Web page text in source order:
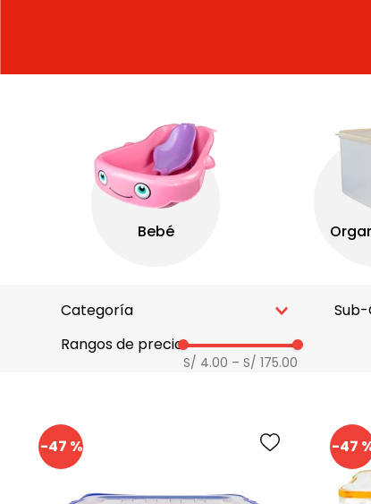
Categoría
ORGANIZACION DE COCINA
Rangos de precio
S/ 4.00 – S/ 175.00
-47 % -47